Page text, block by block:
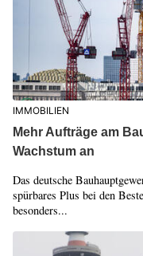
IMMOBILIEN
Mehr Aufträge am
Wachstum an
Das deutsche
spürbares Plus bei den
besonders...